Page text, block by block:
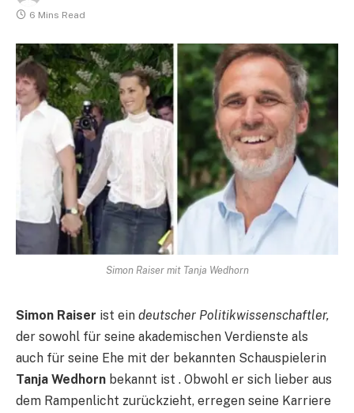
6 Mins Read
Simon Raiser mit Tanja Wedhorn
Simon Raiser ist ein deutscher Politikwissenschaftler,
der sowohl für seine akademischen Verdienste als
auch für seine Ehe mit der bekannten Schauspielerin
Tanja Wedhorn bekannt ist . Obwohl er sich lieber aus
dem Rampenlicht zurückzieht, erregen seine Karriere